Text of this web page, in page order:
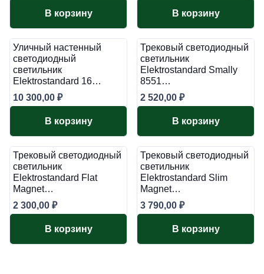
В корзину В корзину
Уличный настенный
светодиодный
светильник
Elektrostandard 16…
10 300,00 ₽
В корзину
Трековый светодиодный
светильник
Elektrostandard Smally
8551…
2 520,00 ₽
В корзину
Трековый светодиодный
светильник
Elektrostandard Flat
Magnet…
2 300,00 ₽
В корзину
Трековый светодиодный
светильник
Elektrostandard Slim
Magnet…
3 790,00 ₽
В корзину